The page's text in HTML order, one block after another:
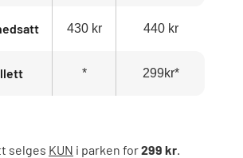
430 kr 440 kr
* 299kr*
selges KUN i parken for299 kr.